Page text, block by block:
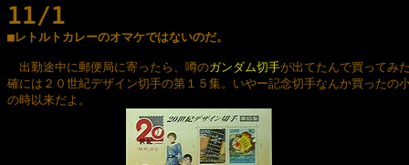
11/1
■レトルトカレーのオマケではないのだ。
出勤途中に郵便局に寄ったら、噂のガンダム切手が出てたんで買ってみ
確には２０世紀デザイン切手の第１５集。いやー記念切手なんか買ったの
の時以来だよ。